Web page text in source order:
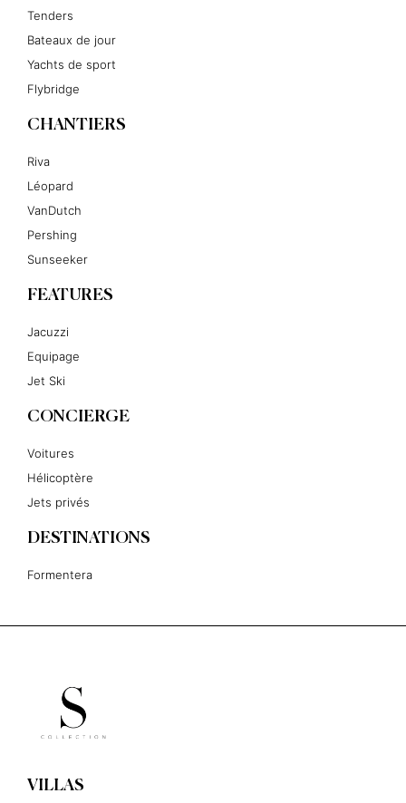
Tenders
Bateaux de jour
Yachts de sport
Flybridge
CHANTIERS
Riva
Léopard
VanDutch
Pershing
Sunseeker
FEATURES
Jacuzzi
Equipage
Jet Ski
CONCIERGE
Voitures
Hélicoptère
Jets privés
DESTINATIONS
Formentera
VILLAS